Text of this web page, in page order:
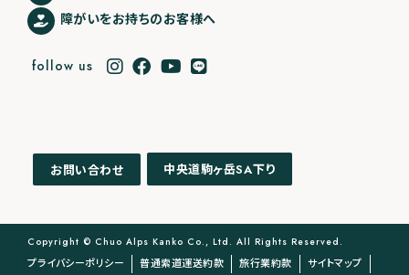
障がいをお持ちのお客様へ
follow us
お問い合わせ 中央道駒ヶ岳SA下り
Copyright © Chuo Alps Kanko Co., Ltd. All Rights Reserved.
プライバシーポリシー 普通索道運送約款 旅行業約款
サイトマップ